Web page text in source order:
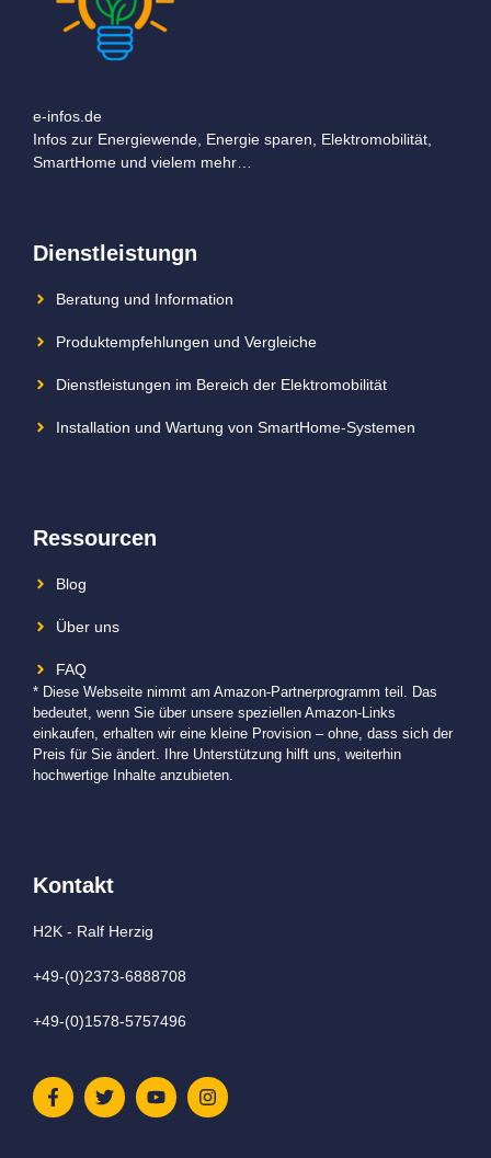
e-infos.de
Infos zur Energiewende, Energie sparen, Elektromobilität,
SmartHome und vielem mehr…
Dienstleistungn
Beratung und Information
Produktempfehlungen und Vergleiche
Dienstleistungen im Bereich der Elektromobilität
Installation und Wartung von SmartHome-Systemen
Ressourcen
Blog
Über uns
FAQ
* Diese Webseite nimmt am Amazon-Partnerprogramm teil. Das
bedeutet, wenn Sie über unsere speziellen Amazon-Links
einkaufen, erhalten wir eine kleine Provision – ohne, dass sich der
Preis für Sie ändert. Ihre Unterstützung hilft uns, weiterhin
hochwertige Inhalte anzubieten.
Kontakt
H2K - Ralf Herzig
+49-(0)2373-6888708
+49-(0)1578-5757496